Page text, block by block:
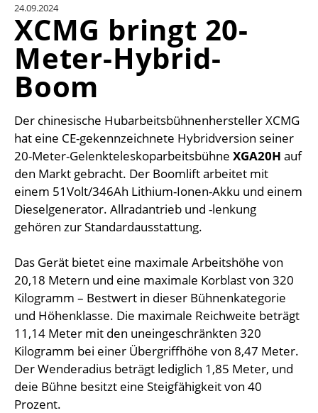
EINHEITENKONVERTER
KONTAKT
24.09.2024
XCMG bringt 20-
Meter-Hybrid-
Boom
Der chinesische Hubarbeitsbühnenhersteller XCMG
hat eine CE-gekennzeichnete Hybridversion seiner
20-Meter-Gelenkteleskoparbeitsbühne XGA20H auf
den Markt gebracht. Der Boomlift arbeitet mit
einem 51Volt/346Ah Lithium-Ionen-Akku und einem
Dieselgenerator. Allradantrieb und -lenkung
gehören zur Standardausstattung.
Das Gerät bietet eine maximale Arbeitshöhe von
20,18 Metern und eine maximale Korblast von 320
Kilogramm – Bestwert in dieser Bühnenkategorie
und Höhenklasse. Die maximale Reichweite beträgt
11,14 Meter mit den uneingeschränkten 320
Kilogramm bei einer Übergriffhöhe von 8,47 Meter.
Der Wenderadius beträgt lediglich 1,85 Meter, und
deie Bühne besitzt eine Steigfähigkeit von 40
Prozent.